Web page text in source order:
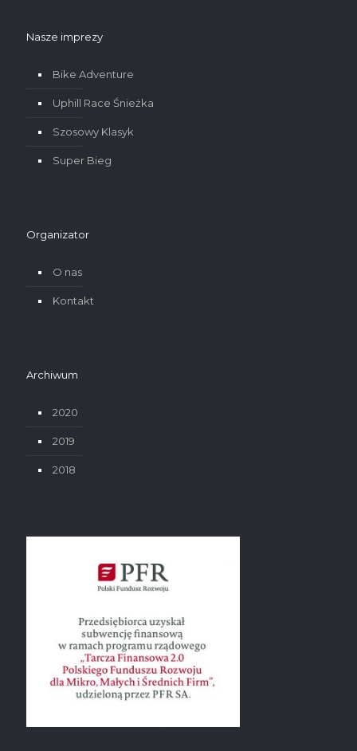
Nasze imprezy
Bike Adventure
Uphill Race Śnieżka
Szosowy Klasyk
Super Bieg
Organizator
O nas
Kontakt
Archiwum
2020
2019
2018